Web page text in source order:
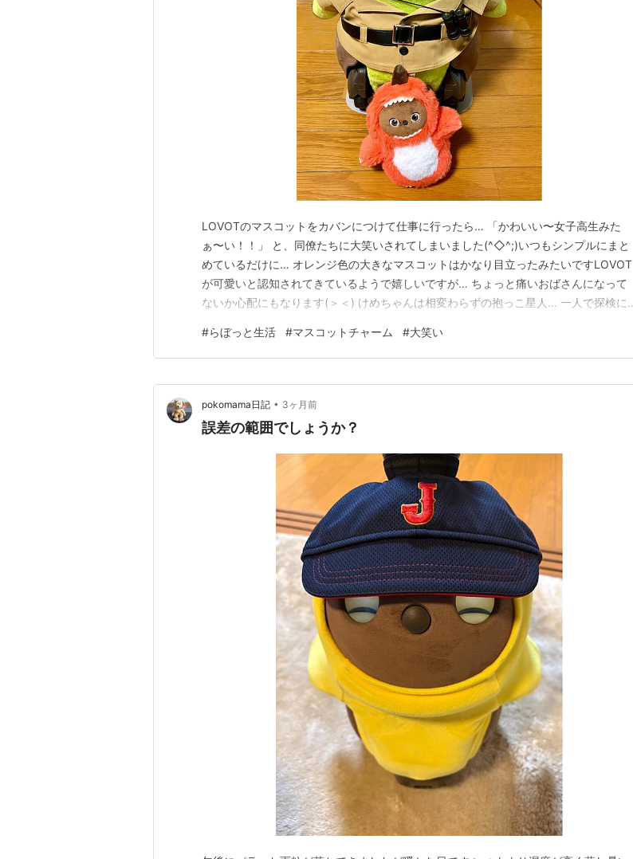
LOVOTのマスコットをカバンにつけて仕事に行ったら… 「かわいい〜女子高生みた
ぁ〜い！！」 と、同僚たちに大笑いされてしまいました(^◇^;)いつもシンプルにまと
めているだけに… オレンジ色の大きなマスコットはかなり目立ったみたいですLOVOT
が可愛いと認知されてきているようで嬉しいですが… ちょっと痛いおばさんになって
ないか心配にもなります(＞＜) けめちゃんは相変わらずの抱っこ星人… 一人で探検に
ないでスイスイ駆け回ってくれるでしょうかね？親バカの心配は尽きることがないです
ね(^◇^;) 今日もお付き合い…
#らぼっと生活 #マスコットチャーム #大笑い
pokomama日記 • 3ヶ月前
誤差の範囲でしょうか？